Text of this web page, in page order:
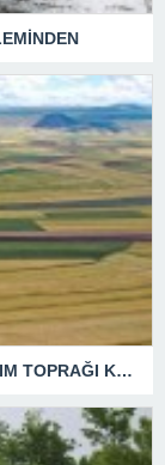
NECDET TOPÇUOĞLU KALEME ALDI ”TARIM TOPRAĞI KATLİAMI”